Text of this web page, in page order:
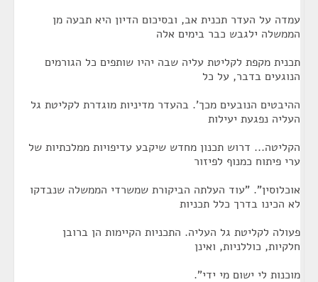
עמדה על העדר תכנית אב, ובסיכום הדיון היא תבעה מן
הממשלה ילגבש כבר בימים אלה
תכנית מקפת לקליטת עליה שבה יהיו שותפים כל הגורמים
הנוגעים בדבר, על כל
ההיבטים הנובעים מכך'. בהעדר מדיניות מוגדרת לקליטת גל
העליה נפגעת יעילות
הקליטה... דרוש תכנון מחדש שיקבע עדיפויות ממלכתיות של
ערי פיתוח כמנוף לפיזור
אוכלוסין". "עוד העלתה הביקורת שמשרדי הממשלה שנבדקו
לא הכינו בדרך כלל תכניות
פעולה לקליטת גל העליה. התכניות הקיימות הן ברובן
חלקיות, כוללניות, ואינן
מוכנות לי ישום מי ידי".